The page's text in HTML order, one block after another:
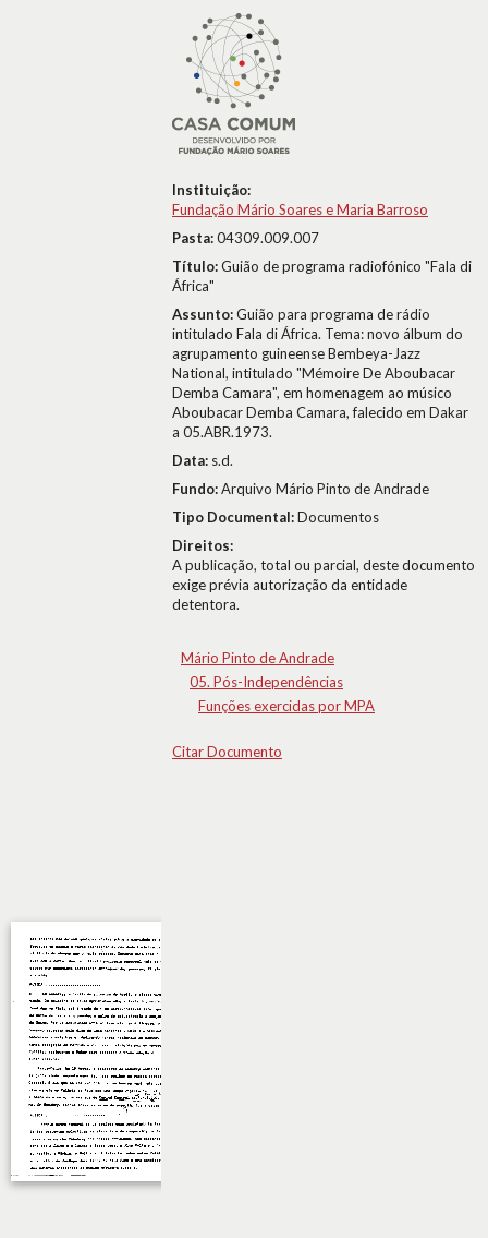
Instituição:
Fundação Mário Soares e Maria Barroso
Pasta:04309.009.007
Título:Guião de programa radiofónico "Fala di
África"
Assunto:Guião para programa de rádio
intitulado Fala di África. Tema: novo álbum do
agrupamento guineense Bembeya-Jazz
National, intitulado "Mémoire De Aboubacar
Demba Camara", em homenagem ao músico
Aboubacar Demba Camara, falecido em Dakar
a 05.ABR.1973.
Data: s.d.
Fundo:Arquivo Mário Pinto de Andrade
Tipo Documental:Documentos
Direitos:
A publicação, total ou parcial, deste documento
exige prévia autorização da entidade
detentora.
Mário Pinto de Andrade
05. Pós-Independências
Funções exercidas por MPA
Citar Documento